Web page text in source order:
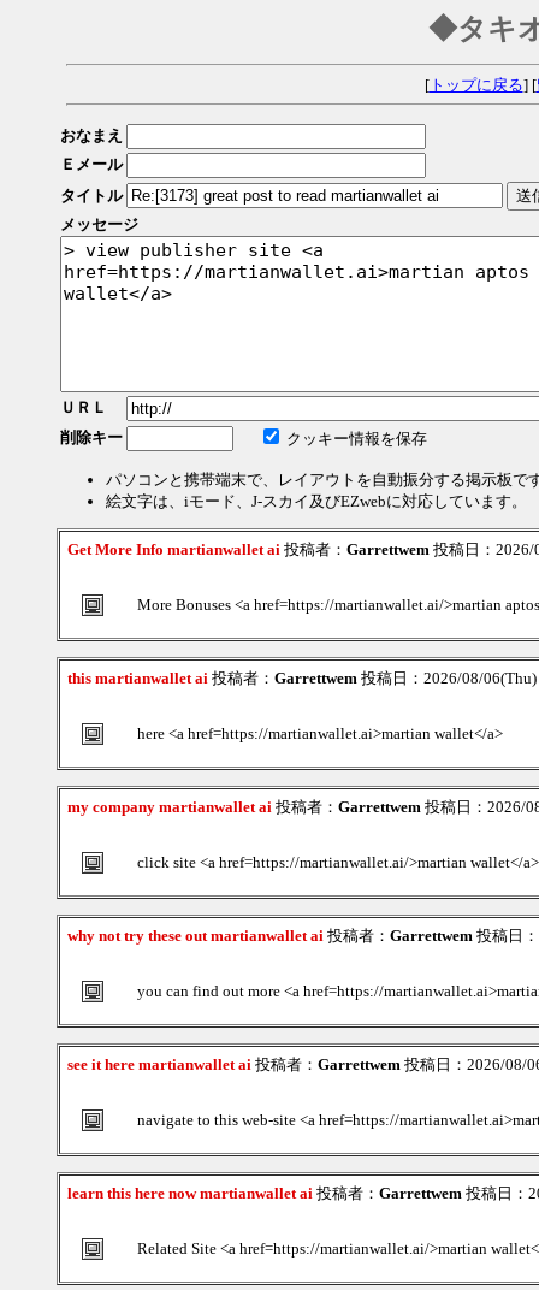
◆タキ
[トップに戻る] [
おなまえ
Ｅメール
タイトル
メッセージ
ＵＲＬ
削除キー
クッキー情報を保存
パソコンと携帯端末で、レイアウトを自動振分する掲示板で
絵文字は、iモード、J-スカイ及びEZwebに対応しています。
Get More Info martianwallet ai 投稿者： Garrettwem 投稿日：
More Bonuses <a href=https://martianwallet.ai/>martian
this martianwallet ai 投稿者： Garrettwem 投稿日：2026/08/
here <a href=https://martianwallet.ai>martian wallet</a>
my company martianwallet ai 投稿者： Garrettwem 投稿日：2026/
click site <a href=https://martianwallet.ai/>martian wallet</a>
why not try these out martianwallet ai 投稿者： Garrettwem 投稿日
you can find out more <a href=https://
see it here martianwallet ai 投稿者： Garrettwem 投稿日：2026/08/
navigate to this web-site <a href=https://
learn this here now martianwallet ai 投稿者： Garrettwem 投稿日：
Related Site <a href=https://martianwallet.ai/>martian